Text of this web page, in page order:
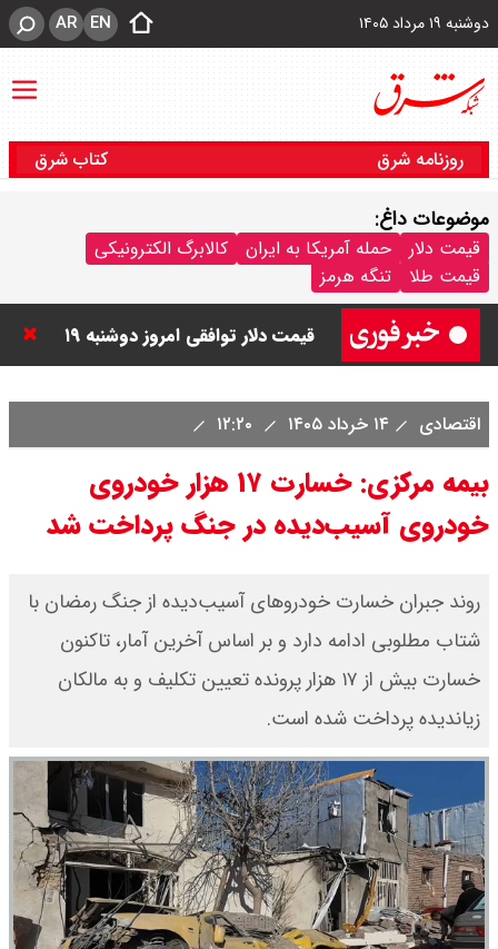
دوشنبه ۱۹ مرداد ۱۴۰۵ EN
AR
روزنامه شرق کتاب شرق
موضوعات داغ:
قیمت دلار حمله آمریکا به ایران
کالابرگ الکترونیکی
قیمت طلا
تنگه هرمز
قیمت دینار عراق امروز دوشنبه ۱۹
مرداد ۱۴۰۵ / هر دینار چند؟ + جدول
قیمت دلار توافقی امروز دوشنبه ۱۹
تاریخی
مرداد ۱۴۰۵ / قیمت سکه امامی چند؟
+ جدول
قیمت خودروهای سایپا امروز دوشنبه
۱۹ مرداد ۱۴۰۵ / قیمت چانگان چند؟ +
قیمت خودرو‌های ایران خودرو امروز
دوشنبه ۱۹ مرداد ۱۴۰۵ / قیمت پژو
۲۰۷ چند ؟ + جدول
اقتصادی ۱۴ خرداد ۱۴۰۵
بیمه مرکزی: خسارت ۱۷ هزار خودروی
خودروی آسیب‌دیده در جنگ پرداخت شد
روند جبران خسارت خودروهای آسیب‌دیده از جنگ رمضان با
شتاب مطلوبی ادامه دارد و بر اساس آخرین آمار، تاکنون
خسارت بیش از ۱۷ هزار پرونده تعیین تکلیف و به مالکان
زیاندیده پرداخت شده است.